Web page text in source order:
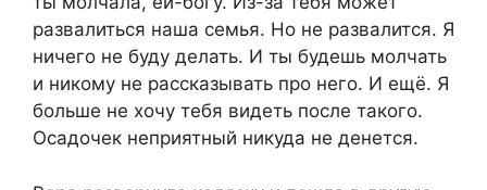
развалиться наша семья. Но не развалится. Я
ничего не буду делать. И ты будешь молчать
и никому не рассказывать про него. И ещё. Я
больше не хочу тебя видеть после такого.
Осадочек неприятный никуда не денется.